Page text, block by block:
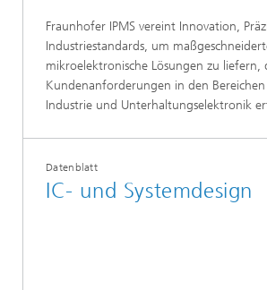
Fraunhofer IPMS vereint Innovation,
Industriestandards, um
mikroelektronische Lösungen zu liefern,
Kundenanforderungen in den
Industrie und Unterhaltungselektronik
Datenblatt
IC- und Systemdesign